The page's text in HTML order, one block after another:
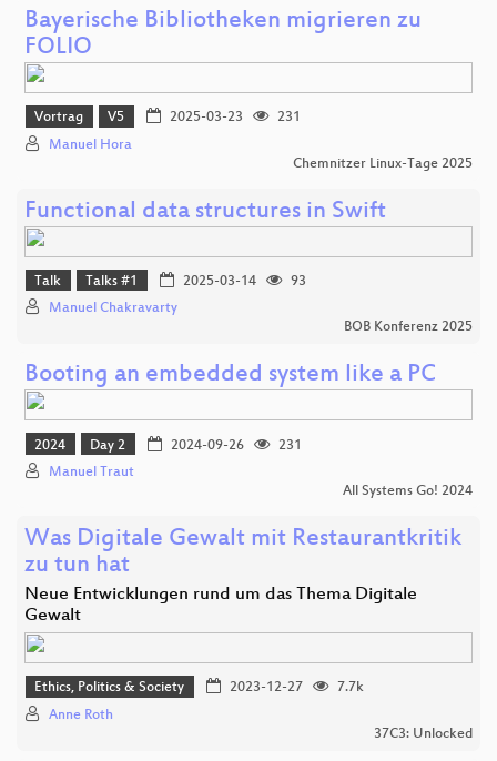
Bayerische Bibliotheken migrieren zu
FOLIO
Vortrag V5 2025-03-23
231
Manuel Hora
Chemnitzer Linux-Tage 2025
Functional data structures in Swift
Talk Talks #1 2025-03-14
93
Manuel Chakravarty
BOB Konferenz 2025
Booting an embedded system like a PC
2024 Day 2 2024-09-26
231
Manuel Traut
All Systems Go! 2024
Was Digitale Gewalt mit Restaurantkritik
zu tun hat
Neue Entwicklungen rund um das Thema Digitale
Gewalt
Ethics, Politics & Society 2023-12-27
7.7k
Anne Roth
37C3: Unlocked